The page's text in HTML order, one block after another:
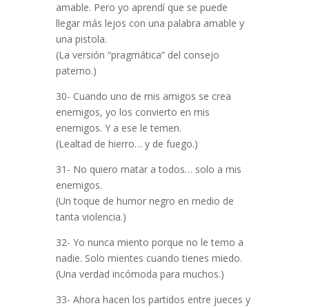
amable. Pero yo aprendí que se puede
llegar más lejos con una palabra amable y
una pistola.
(La versión “pragmática” del consejo
paterno.)
30- Cuando uno de mis amigos se crea
enemigos, yo los convierto en mis
enemigos. Y a ese le temen.
(Lealtad de hierro… y de fuego.)
31- No quiero matar a todos… solo a mis
enemigos.
(Un toque de humor negro en medio de
tanta violencia.)
32- Yo nunca miento porque no le temo a
nadie. Solo mientes cuando tienes miedo.
(Una verdad incómoda para muchos.)
33- Ahora hacen los partidos entre jueces y